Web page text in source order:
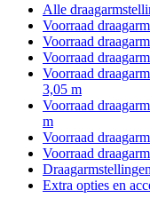
Alle
Voorraad
Voorraad
Voorraad
Voorraad
3,05 m
Voorraad
m
Voorraad
Voorraad
Extra opties en